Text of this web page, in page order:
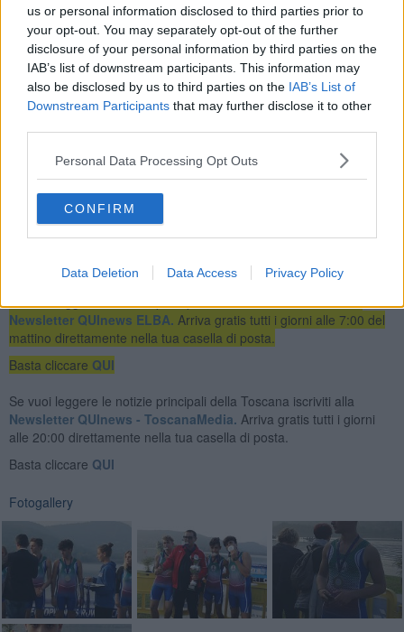
us or personal information disclosed to third parties prior to
your opt-out. You may separately opt-out of the further
disclosure of your personal information by third parties on the
IAB’s list of downstream participants. This information may
also be disclosed by us to third parties on the IAB’s List of
Downstream Participants that may further disclose it to other
Personal Data Processing Opt Outs
CONFIRM
Data Deletion Data Access Privacy Policy
“Per noi del Circolo è stata una enorme soddisfazione già la
convocazione ai Campionati europei -ha detto il presidente del
CVR,Antonio Regine -ed è stata una grande emozione tornare a
casa con quattro medaglie perché questo ha ripagato i ragazzi
per tutto l'impegno e la fatica della stagione. I ragazzi sia degli
equipaggi maschili che femminili da oggi torneranno ad allenarsi”.
“Da parte nostra come direttivo ci impegneremo per organizzare la
portare più frequentemente i ragazzi fuori in modo da potersi
confrontare con altri equipaggi”.
Newsletter QUInews ELBA. Arriva gratis tutti i giorni alle 7:00 del
mattino direttamente nella tua casella di posta.
Basta cliccare QUI
Se vuoi leggere le notizie principali della Toscana iscriviti alla
Newsletter QUInews - ToscanaMedia. Arriva gratis tutti i giorni
alle 20:00 direttamente nella tua casella di posta.
Basta cliccare QUI
Fotogallery